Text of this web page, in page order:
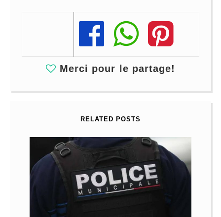
Share
Share
Share
Merci pour le partage!
RELATED POSTS